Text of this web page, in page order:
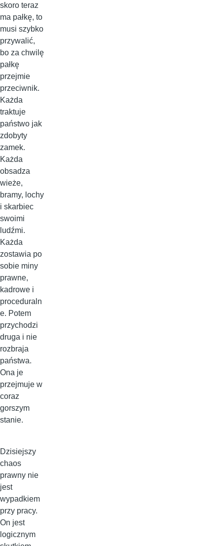
skoro teraz
ma pałkę, to
musi szybko
przywalić,
bo za chwilę
pałkę
przejmie
przeciwnik.
Każda
traktuje
państwo jak
zdobyty
zamek.
Każda
obsadza
wieże,
bramy, lochy
i skarbiec
swoimi
ludźmi.
Każda
zostawia po
sobie miny
prawne,
kadrowe i
proceduraln
e. Potem
przychodzi
druga i nie
rozbraja
państwa.
Ona je
przejmuje w
coraz
gorszym
stanie.
Dzisiejszy
chaos
prawny nie
jest
wypadkiem
przy pracy.
On jest
logicznym